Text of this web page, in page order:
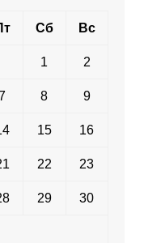
Сб Вс
1 2
8 9
15 16
22 23
29 30